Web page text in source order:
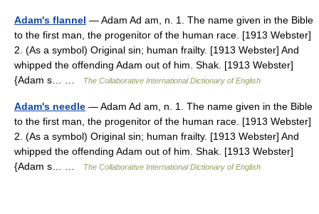
Adam's flannel — Adam Ad am, n. 1. The name given in the Bible
to the first man, the progenitor of the human race. [1913 Webster]
2. (As a symbol) Original sin; human frailty. [1913 Webster] And
whipped the offending Adam out of him. Shak. [1913 Webster]
{Adam s… …
The Collaborative International Dictionary of English
Adam's needle — Adam Ad am, n. 1. The name given in the Bible
to the first man, the progenitor of the human race. [1913 Webster]
2. (As a symbol) Original sin; human frailty. [1913 Webster] And
whipped the offending Adam out of him. Shak. [1913 Webster]
{Adam s… …
The Collaborative International Dictionary of English